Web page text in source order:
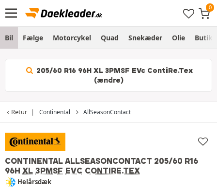
Bil Fælge Motorcykel Quad Snekæder Olie Butik
205/60 R16 96H XL 3PMSF EVc ContiRe.Tex
(ændre)
Retur Continental AllSeasonContact
CONTINENTAL ALLSEASONCONTACT 205/60 R16
96H XL 3PMSF EVC CONTIRE.TEX
Helårsdæk